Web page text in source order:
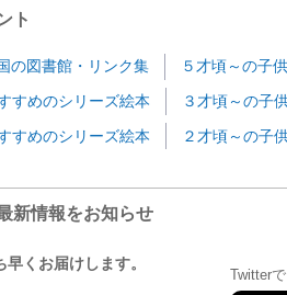
ト
の図書館・リンク集
５才頃～の子
すめのシリーズ絵本
３才頃～の子
すめのシリーズ絵本
２才頃～の子
新情報をお知らせ
くお届けします。
Twitter